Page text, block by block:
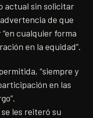
actual sin solicitar
de que
cualquier forma
en la equidad”.
“siempre y
en las
les reiteró su